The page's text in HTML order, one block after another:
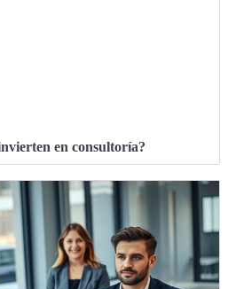
en consultoría?